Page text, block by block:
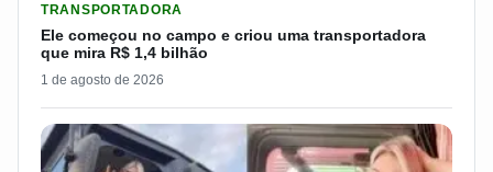
TRANSPORTADORA
Ele começou no campo e criou uma transportadora
que mira R$ 1,4 bilhão
1 de agosto de 2026